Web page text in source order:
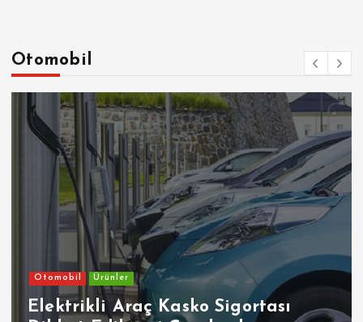
Otomobil
Otomobil Ürünler
Elektrikli Araç Kasko Sigortası